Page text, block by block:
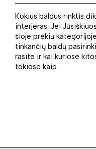
Kokius baldus rinktis
interjeras. Jei
šioje prekių
tinkančių baldų
rasite ir kai kuriose
tokiose kaip .